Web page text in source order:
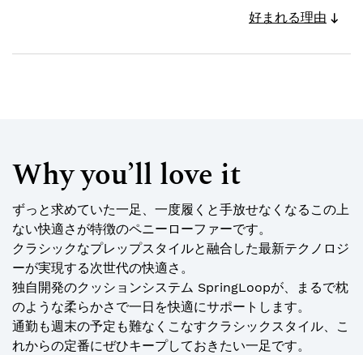
好まれる理由
Why you’ll love it
ずっと求めていた一足、一度履くと手放せなくなるこの上
ない快適さが特徴のペニーローファーです。
クラシックなプレップスタイルと融合した最新テクノロジ
ーが実現する次世代の快適さ。
独自開発のクッションシステム SpringLoopが、まるで枕
のような柔らかさで一日を快適にサポートします。
通勤も週末の予定も難なくこなすクラシックスタイル、こ
れからの定番にぜひキープしておきたい一足です。